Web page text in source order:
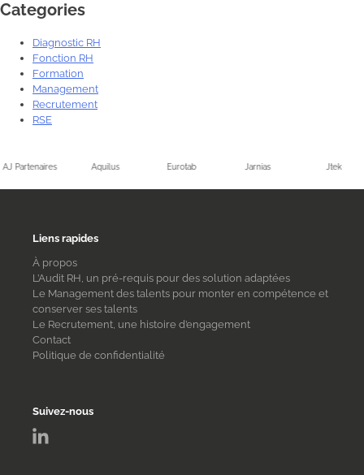
Categories
Diagnostic RH
Fonction RH
Formation
Management
Recrutement
RSE
AJ Partenaires Aquilus Eurotab Jarnias Jtek
Liens rapides
À propos
L’Audit RH, un pré-requis pour des solution adaptées
Le Management des talents pour monter en compétence et
conserver ses talents
Le Recrutement, une histoire d’engagement
Contact
Politique de confidentialité
Suivez-nous